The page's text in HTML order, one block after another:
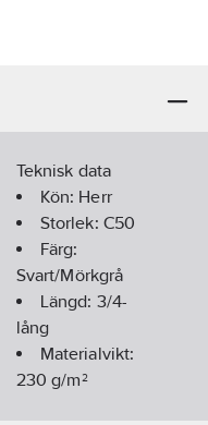
Teknisk data
Kön: Herr
Storlek: C50
Färg:
Svart/Mörkgrå
Längd: 3/4-
lång
Materialvikt:
230 g/m²